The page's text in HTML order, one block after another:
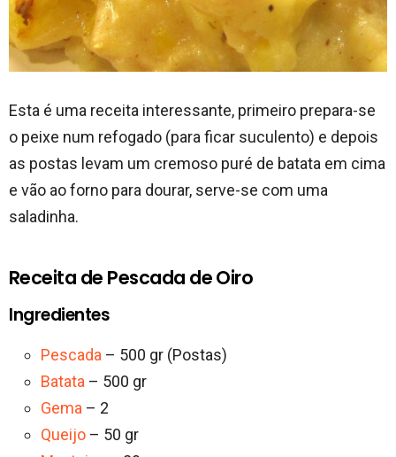
Esta é uma receita interessante, primeiro prepara-se
o peixe num refogado (para ficar suculento) e depois
as postas levam um cremoso puré de batata em cima
e vão ao forno para dourar, serve-se com uma
saladinha.
Receita de Pescada de Oiro
Ingredientes
Pescada – 500 gr (Postas)
Batata – 500 gr
Gema – 2
Queijo – 50 gr